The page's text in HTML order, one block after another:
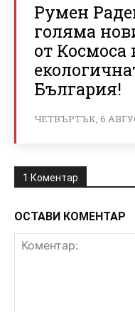
Румен
голяма
от Космоса
България!
ЧЕТВЪРТЪК, 6
1 Коментар
ОСТАВИ КОМЕНТАР